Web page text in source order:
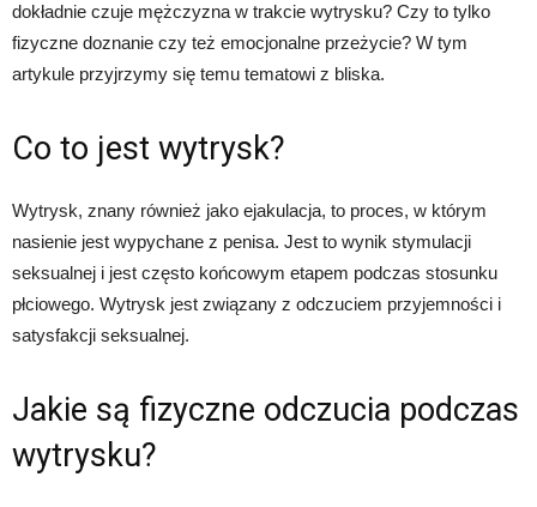
dokładnie czuje mężczyzna w trakcie wytrysku? Czy to tylko
fizyczne doznanie czy też emocjonalne przeżycie? W tym
artykule przyjrzymy się temu tematowi z bliska.
Co to jest wytrysk?
Wytrysk, znany również jako ejakulacja, to proces, w którym
nasienie jest wypychane z penisa. Jest to wynik stymulacji
seksualnej i jest często końcowym etapem podczas stosunku
płciowego. Wytrysk jest związany z odczuciem przyjemności i
satysfakcji seksualnej.
Jakie są fizyczne odczucia podczas
wytrysku?